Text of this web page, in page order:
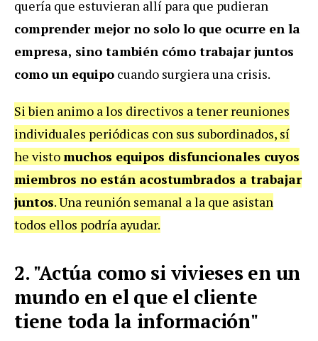
quería que estuvieran allí para que pudieran
comprender mejor no solo lo que ocurre en la
empresa, sino también cómo trabajar juntos
como un equipo cuando surgiera una crisis.
Si bien animo a los directivos a tener reuniones
individuales periódicas con sus subordinados, sí
he vistomuchos equipos disfuncionales cuyos
miembros no están acostumbrados a trabajar
juntos. Una reunión semanal a la que asistan
todos ellos podría ayudar.
2. "Actúa como si vivieses en un
mundo en el que el cliente
tiene toda la información"